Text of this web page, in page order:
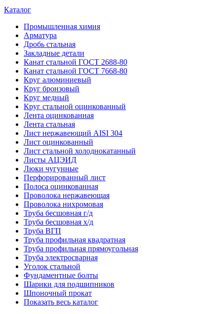
Каталог
Промышленная химия
Арматура
Дробь стальная
Закладные детали
Канат стальной ГОСТ 2688-80
Канат стальной ГОСТ 7668-80
Круг алюминиевый
Круг бронзовый
Круг медный
Круг стальной оцинкованный
Лента оцинкованная
Лента стальная
Лист нержавеющий AISI 304
Лист оцинкованный
Лист стальной холоднокатанный
Листы АЦЭИД
Люки чугунные
Перфорированный лист
Полоса оцинкованная
Проволока нержавеющая
Проволока нихромовая
Труба бесшовная г/д
Труба бесшовная х/д
Труба ВГП
Труба профильная квадратная
Труба профильная прямоугольная
Труба электросварная
Уголок стальной
Фундаментные болты
Шарики для подшипников
Шпоночный прокат
Показать весь каталог